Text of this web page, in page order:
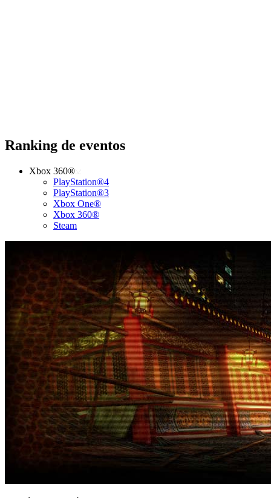
Ranking de eventos
Xbox 360®
PlayStation®4
PlayStation®3
Xbox One®
Xbox 360®
Steam